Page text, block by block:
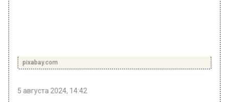
pixabay.com
5 августа 2024, 14:42